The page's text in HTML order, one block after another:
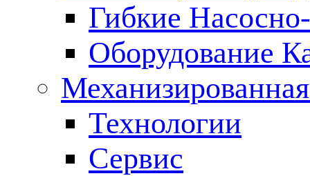
Гибкие
Оборудование
Технологии
Сервис